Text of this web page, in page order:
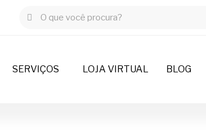
SERVIÇOS LOJA VIRTUAL BLOG